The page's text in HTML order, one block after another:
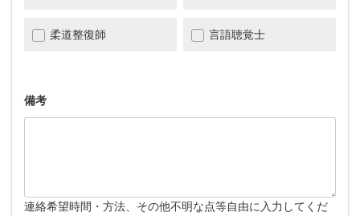
柔道整復師 言語聴覚士
備考
連絡希望時間・方法、その他不明な点等自由に入力してくだ